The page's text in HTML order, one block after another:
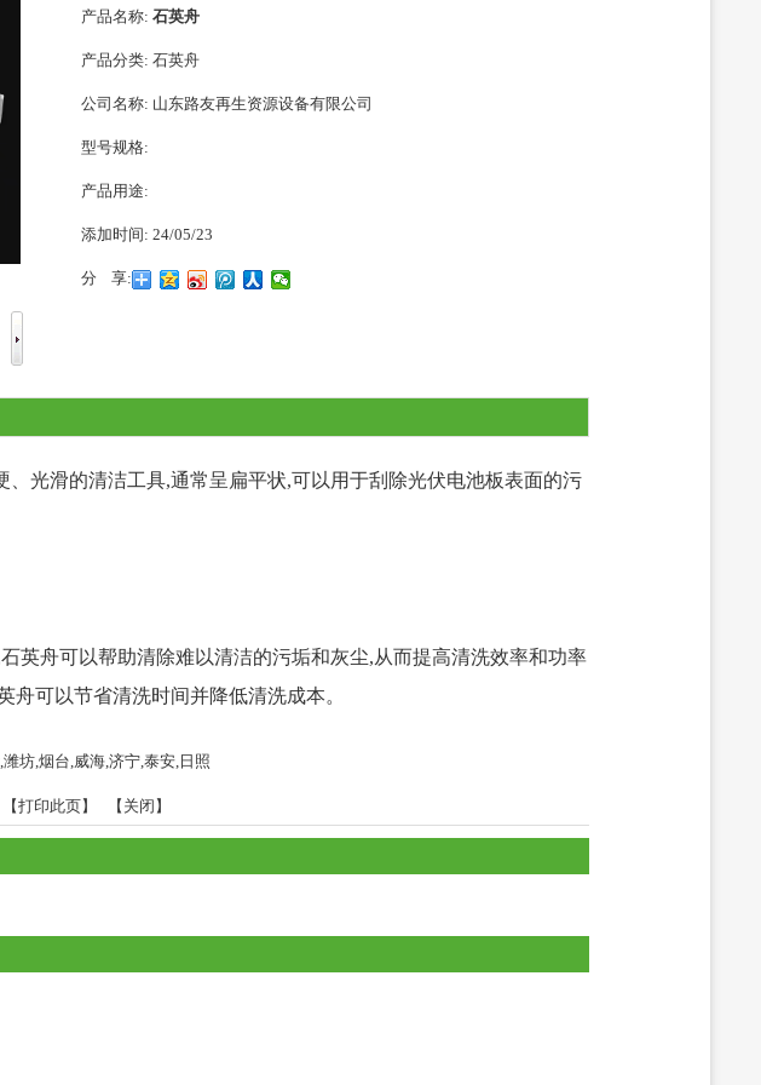
产品名称: 石英舟
产品分类: 石英舟
公司名称: 山东路友再生资源设备有限公司
型号规格:
产品用途:
添加时间: 24/05/23
分 享:
光滑的清洁工具,通常呈扁平状,可以用于刮除光伏电池板表面的污
英舟可以帮助清除难以清洁的污垢和灰尘,从而提高清洗效率和功率
可以节省清洗时间并降低清洗成本。
坊,烟台,威海,济宁,泰安,日照
打印此页】 【 关闭 】